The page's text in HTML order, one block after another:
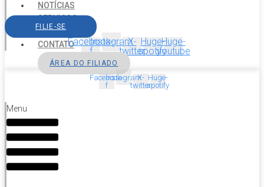
NOTÍCIAS
SERVIÇOS
AGENDA
CONTATO
FILIE-SE
Facebook-
f
InstagramX-
twitter
Huge-
spotify
Huge-
youtube
ÁREA DO FILIADO
Facebook-
f
InstagramX-
twitter
Huge-
spotify
Menu